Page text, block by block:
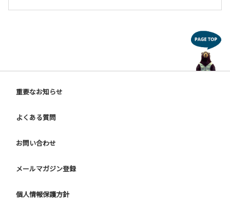
重要なお知らせ
よくある質問
お問い合わせ
メールマガジン登録
個人情報保護方針